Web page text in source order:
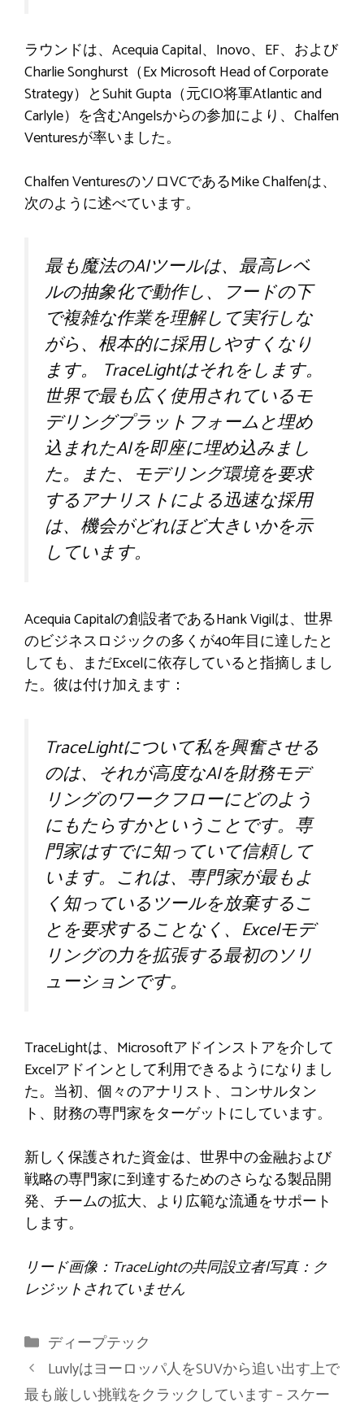
ラウンドは、Acequia Capital、Inovo、EF、および
Charlie Songhurst（Ex Microsoft Head of Corporate
Strategy）とSuhit Gupta（元CIO将軍Atlantic and
Carlyle）を含むAngelsからの参加により、Chalfen
Venturesが率いました。
Chalfen VenturesのソロVCであるMike Chalfenは、
次のように述べています。
最も魔法のAIツールは、最高レベ
ルの抽象化で動作し、フードの下
で複雑な作業を理解して実行しな
がら、根本的に採用しやすくなり
ます。 TraceLightはそれをします。
世界で最も広く使用されているモ
デリングプラットフォームと埋め
込まれたAIを即座に埋め込みまし
た。また、モデリング環境を要求
するアナリストによる迅速な採用
は、機会がどれほど大きいかを示
しています。
Acequia Capitalの創設者であるHank Vigilは、世界
のビジネスロジックの多くが40年目に達したと
しても、まだExcelに依存していると指摘しまし
た。彼は付け加えます：
TraceLightについて私を興奮させる
のは、それが高度なAIを財務モデ
リングのワークフローにどのよう
にもたらすかということです。専
門家はすでに知っていて信頼して
います。これは、専門家が最もよ
く知っているツールを放棄するこ
とを要求することなく、Excelモデ
リングの力を拡張する最初のソリ
ューションです。
TraceLightは、Microsoftアドインストアを介して
Excelアドインとして利用できるようになりまし
た。当初、個々のアナリスト、コンサルタン
ト、財務の専門家をターゲットにしています。
新しく保護された資金は、世界中の金融および
戦略の専門家に到達するためのさらなる製品開
発、チームの拡大、より広範な流通をサポート
します。
リード画像：TraceLightの共同設立者|写真：ク
レジットされていません
カ
テ
ゴ
ディープテック
Luvlyはヨーロッパ人をSUVから追い出す上で
最も厳しい挑戦をクラックしています – スケー